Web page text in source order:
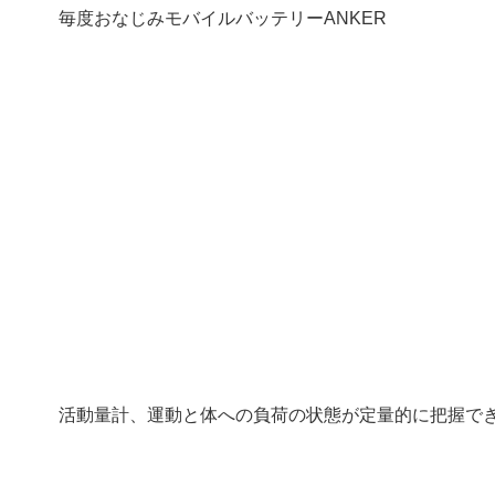
毎度おなじみモバイルバッテリーANKER
活動量計、運動と体への負荷の状態が定量的に把握で